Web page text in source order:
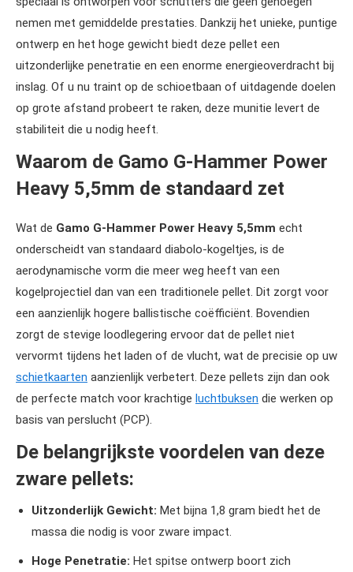
nemen met gemiddelde prestaties. Dankzij het unieke, puntige
ontwerp en het hoge gewicht biedt deze pellet een
uitzonderlijke penetratie en een enorme energieoverdracht bij
inslag. Of u nu traint op de schioetbaan of uitdagende doelen
op grote afstand probeert te raken, deze munitie levert de
stabiliteit die u nodig heeft.
Waarom de Gamo G-Hammer Power
Heavy 5,5mm de standaard zet
Wat de Gamo G-Hammer Power Heavy 5,5mm echt
onderscheidt van standaard diabolo-kogeltjes, is de
aerodynamische vorm die meer weg heeft van een
kogelprojectiel dan van een traditionele pellet. Dit zorgt voor
een aanzienlijk hogere ballistische coëfficiënt. Bovendien
zorgt de stevige loodlegering ervoor dat de pellet niet
vervormt tijdens het laden of de vlucht, wat de precisie op uw
schietkaarten aanzienlijk verbetert. Deze pellets zijn dan ook
de perfecte match voor krachtige luchtbuksen die werken op
basis van perslucht (PCP).
De belangrijkste voordelen van deze
zware pellets:
Uitzonderlijk Gewicht: Met bijna 1,8 gram biedt het de
massa die nodig is voor zware impact.
Hoge Penetratie: Het spitse ontwerp boort zich